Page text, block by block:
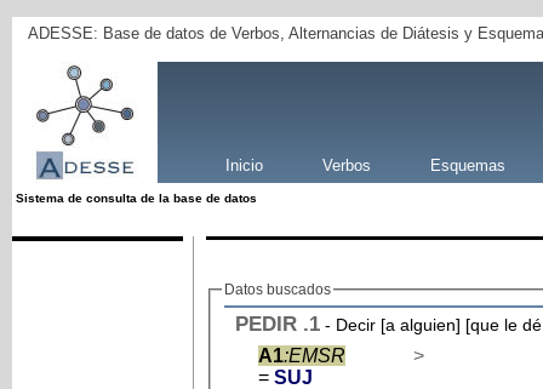
ADESSE: Base de datos de Verbos, Alternancias de Diátesis y
Inicio Verbos Esquemas
Sistema de consulta de la base de datos
Datos buscados
PEDIR .1 - Decir [a alguien] [que le
A1:EMSR
= SUJ
>